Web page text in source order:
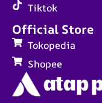
Official Store
Tokopedia
Shopee
Tiktok